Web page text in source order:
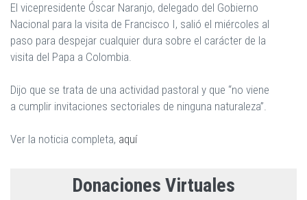
El vicepresidente Óscar Naranjo, delegado del Gobierno
Nacional para la visita de Francisco I, salió el miércoles al
paso para despejar cualquier dura sobre el carácter de la
visita del Papa a Colombia.
Dijo que se trata de una actividad pastoral y que “no viene
a cumplir invitaciones sectoriales de ninguna naturaleza”.
Ver la noticia completa, aquí
Donaciones Virtuales